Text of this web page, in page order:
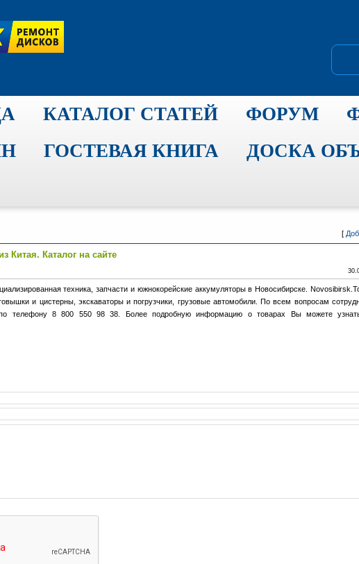
КАТАЛОГ СТАТЕЙ ФОРУМ
ГОСТЕВАЯ КНИГА
ДОСКА
[
Китая. Каталог на сайте
техника, запчасти и южнокорейские аккумуляторы в Новосибирске.
и цистерны, экскаваторы и погрузчики, грузовые автомобили. По всем вопросам
телефону 8 800 550 98 38. Более подробную информацию о товарах Вы можете